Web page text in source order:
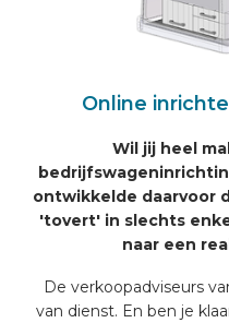
Online
Wil jij heel
ontwikkelde daarvoor
'tovert' in slechts
naar een
De verkoopadviseurs
van dienst. En ben je